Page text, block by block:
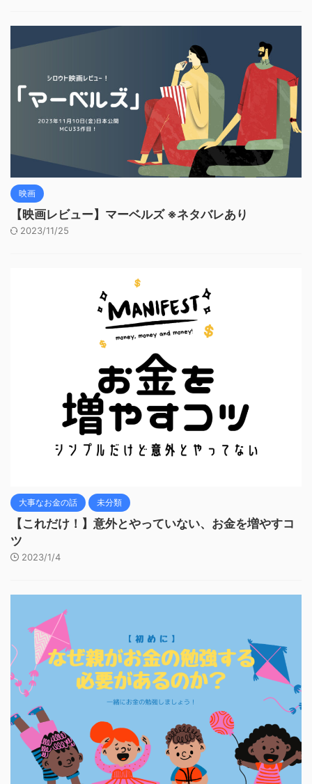
映画
【映画レビュー】マーベルズ ※ネタバレあり
2023/11/25
大事なお金の話 未分類
【これだけ！】意外とやっていない、お金を増やすコ
ツ
2023/1/4